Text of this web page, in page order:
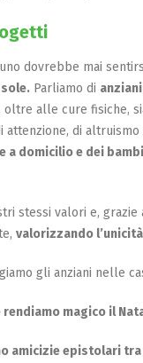
dovrebbe mai
Parliamo di
alle cure fisiche,
di
a domicilio e dei
stessi valori e,
valorizzando
gli anziani nelle
magico il
amicizie epistolari